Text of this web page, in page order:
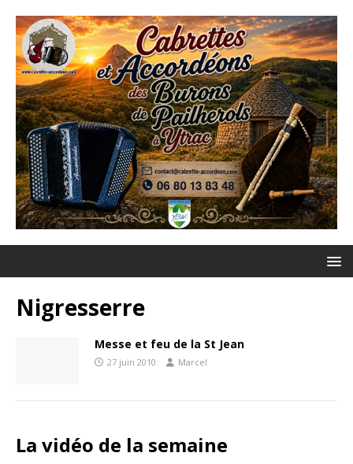
Nigresserre
Messe et feu de la St Jean
27 juin 2010 Marcel
La vidéo de la semaine